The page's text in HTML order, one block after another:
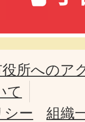
所へのア
て
シー
組織